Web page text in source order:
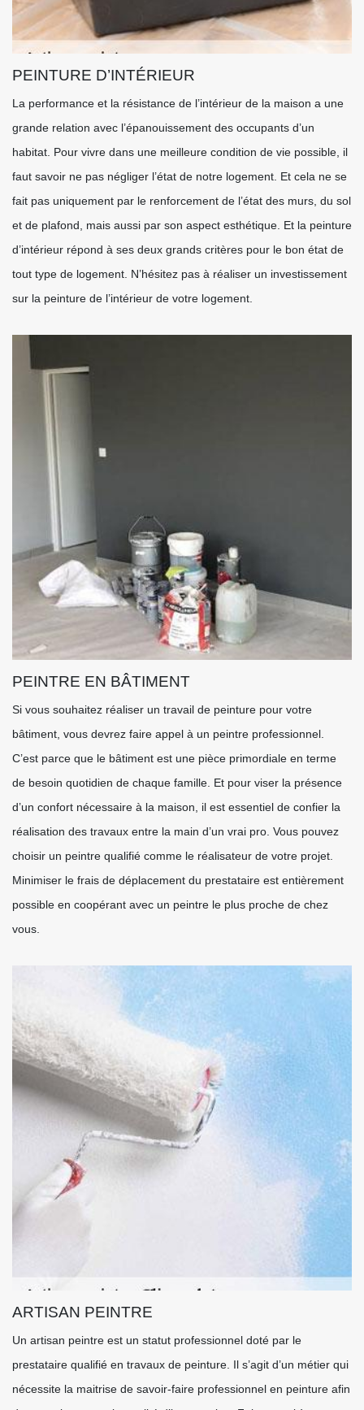
PEINTURE D’INTÉRIEUR
La performance et la résistance de l’intérieur de la maison a une
grande relation avec l’épanouissement des occupants d’un
habitat. Pour vivre dans une meilleure condition de vie possible, il
faut savoir ne pas négliger l’état de notre logement. Et cela ne se
fait pas uniquement par le renforcement de l’état des murs, du sol
et de plafond, mais aussi par son aspect esthétique. Et la peinture
d’intérieur répond à ses deux grands critères pour le bon état de
tout type de logement. N’hésitez pas à réaliser un investissement
sur la peinture de l’intérieur de votre logement.
PEINTRE EN BÂTIMENT
Si vous souhaitez réaliser un travail de peinture pour votre
bâtiment, vous devrez faire appel à un peintre professionnel.
C’est parce que le bâtiment est une pièce primordiale en terme
de besoin quotidien de chaque famille. Et pour viser la présence
d’un confort nécessaire à la maison, il est essentiel de confier la
réalisation des travaux entre la main d’un vrai pro. Vous pouvez
choisir un peintre qualifié comme le réalisateur de votre projet.
Minimiser le frais de déplacement du prestataire est entièrement
possible en coopérant avec un peintre le plus proche de chez
vous.
ARTISAN PEINTRE
Un artisan peintre est un statut professionnel doté par le
prestataire qualifié en travaux de peinture. Il s’agit d’un métier qui
nécessite la maitrise de savoir-faire professionnel en peinture afin